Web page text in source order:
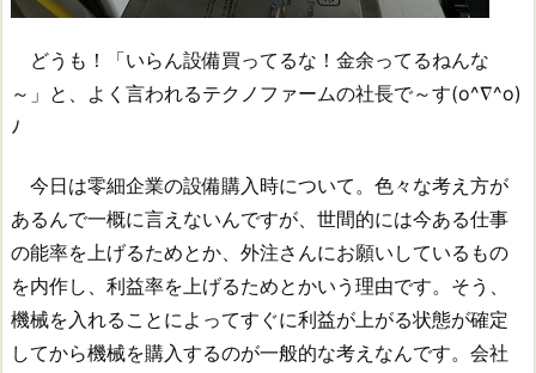
どうも！「いらん設備買ってるな！金余ってるねんな
～」と、よく言われるテクノファームの社長で～す(o^∇^o)
ﾉ
今日は零細企業の設備購入時について。色々な考え方が
あるんで一概に言えないんですが、世間的には今ある仕事
の能率を上げるためとか、外注さんにお願いしているもの
を内作し、利益率を上げるためとかいう理由です。そう、
機械を入れることによってすぐに利益が上がる状態が確定
してから機械を購入するのが一般的な考えなんです。会社